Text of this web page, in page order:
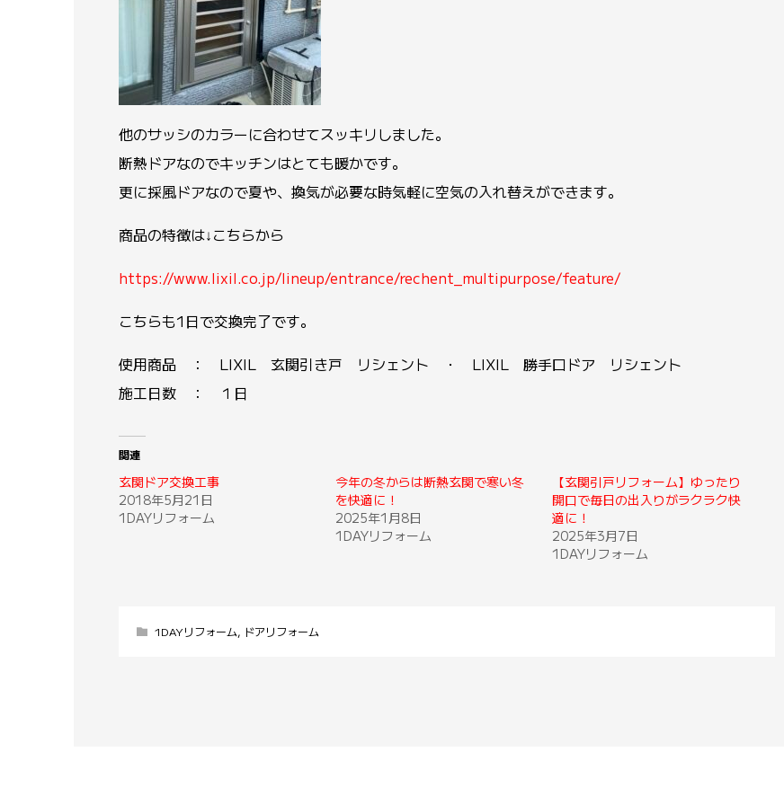
他のサッシのカラーに合わせてスッキリしました。
断熱ドアなのでキッチンはとても暖かです。
更に採風ドアなので夏や、換気が必要な時気軽に空気の入れ替えができます。
商品の特徴は↓こちらから
https://www.lixil.co.jp/lineup/entrance/rechent_multipurpose/feature/
こちらも1日で交換完了です。
使用商品 ： LIXIL 玄関引き戸 リシェント ・ LIXIL 勝手口ドア リシェント
施工日数 ： １日
関連
玄関ドア交換工事
2018年5月21日
1DAYリフォーム
今年の冬からは断熱玄関で寒い冬
を快適に！
2025年1月8日
1DAYリフォーム
【玄関引戸リフォーム】ゆったり
開口で毎日の出入りがラクラク快
適に！
2025年3月7日
1DAYリフォーム
1DAYリフォーム, ドアリフォーム